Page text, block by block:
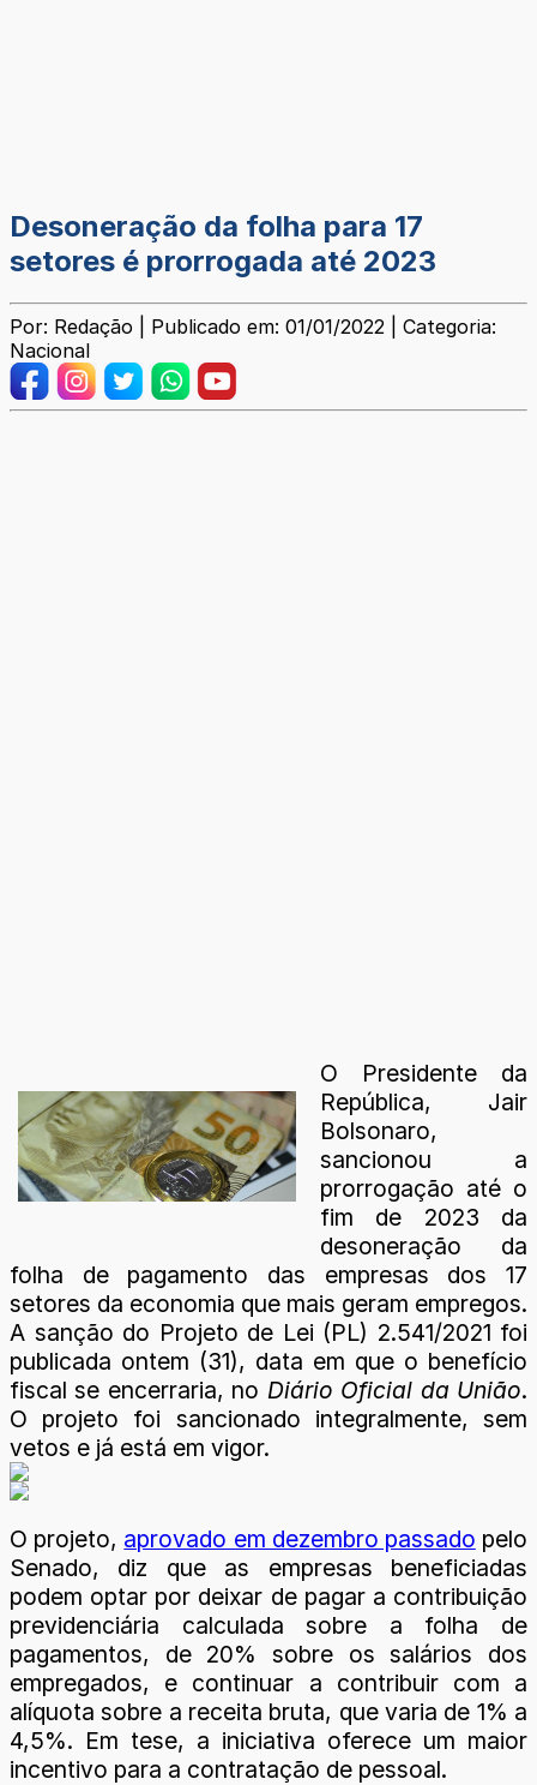
Desoneração da folha para 17
setores é prorrogada até 2023
Por: Redação | Publicado em: 01/01/2022 | Categoria:
Nacional
O Presidente da
República, Jair
Bolsonaro,
sancionou a
prorrogação até o
fim de 2023 da
desoneração da
folha de pagamento das empresas dos 17
setores da economia que mais geram empregos.
A sanção do Projeto de Lei (PL) 2.541/2021 foi
publicada ontem (31), data em que o benefício
fiscal se encerraria, no Diário Oficial da União.
O projeto foi sancionado integralmente, sem
vetos e já está em vigor.
O projeto, aprovado em dezembro passado pelo
Senado, diz que as empresas beneficiadas
podem optar por deixar de pagar a contribuição
previdenciária calculada sobre a folha de
pagamentos, de 20% sobre os salários dos
empregados, e continuar a contribuir com a
alíquota sobre a receita bruta, que varia de 1% a
4,5%. Em tese, a iniciativa oferece um maior
incentivo para a contratação de pessoal.